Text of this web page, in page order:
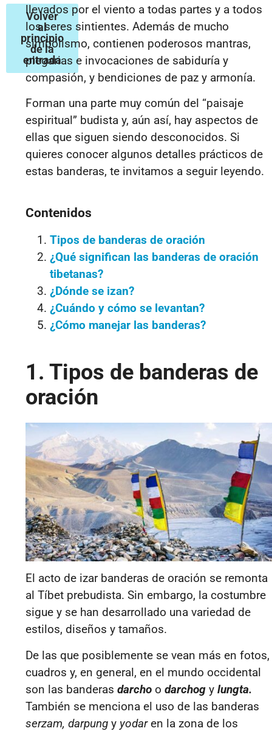
Volver
al
principio
de la
entrada
llevados por el viento a todas partes y a todos
los seres sintientes. Además de mucho
simbolismo, contienen poderosos mantras,
plegarias e invocaciones de sabiduría y
compasión, y bendiciones de paz y armonía.
Forman una parte muy común del “paisaje
espiritual” budista y, aún así, hay aspectos de
ellas que siguen siendo desconocidos. Si
quieres conocer algunos detalles prácticos de
estas banderas, te invitamos a seguir leyendo.
Contenidos
Tipos de banderas de oración
¿Qué significan las banderas de oración
tibetanas?
¿Dónde se izan?
¿Cuándo y cómo se levantan?
¿Cómo manejar las banderas?
1. Tipos de banderas de
oración
El acto de izar banderas de oración se remonta
al Tíbet prebudista. Sin embargo, la costumbre
sigue y se han desarrollado una variedad de
estilos, diseños y tamaños.
De las que posiblemente se vean más en fotos,
cuadros y, en general, en el mundo occidental
son las banderas darcho o darchog y lungta.
También se menciona el uso de las banderas
serzam, darpung y yodaren la zona de los